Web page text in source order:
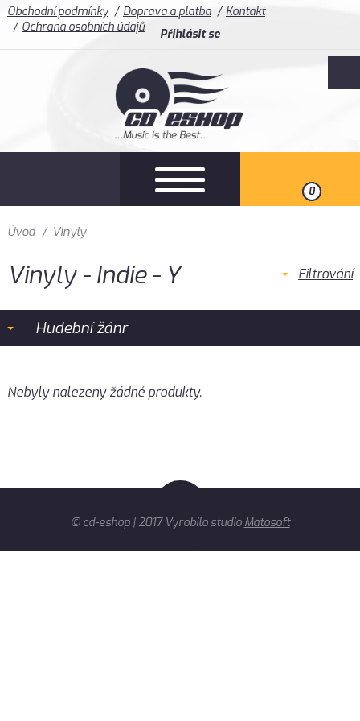
Obchodní podmínky Doprava a platba
Kontakt
Ochrana osobních údajů
Přihlásit se
0
Úvod / Vinyly
Vinyly - Indie - Y Filtrování
Hudební žánr
Nebyly nalezeny žádné produkty.
© cd-eshop | 2017 Vyrobilo studio Matosoft